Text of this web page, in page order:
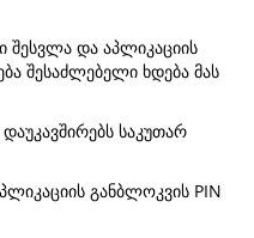
შესვლა და აპლიკაციის
შესაძლებელი ხდება მას
საკუთარ
განბლოკვის PIN